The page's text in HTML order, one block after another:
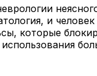
и
которые